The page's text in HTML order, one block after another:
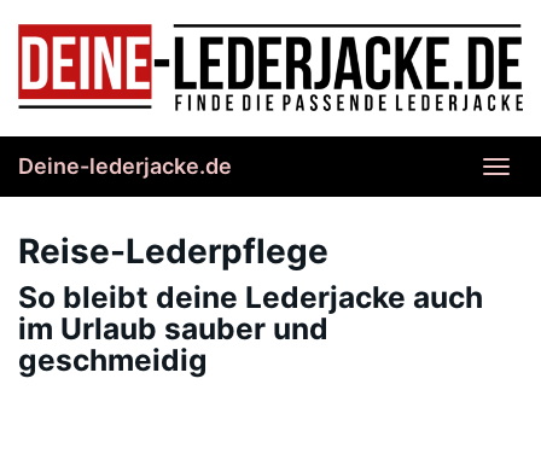
content
Deine-lederjacke.de
Reise-Lederpflege
So bleibt deine Lederjacke auch
im Urlaub sauber und
geschmeidig